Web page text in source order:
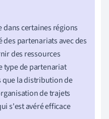
dans certaines régions
partenariats avec des
des ressources
type de partenariat
que la distribution de
de trajets
s'est avéré efficace